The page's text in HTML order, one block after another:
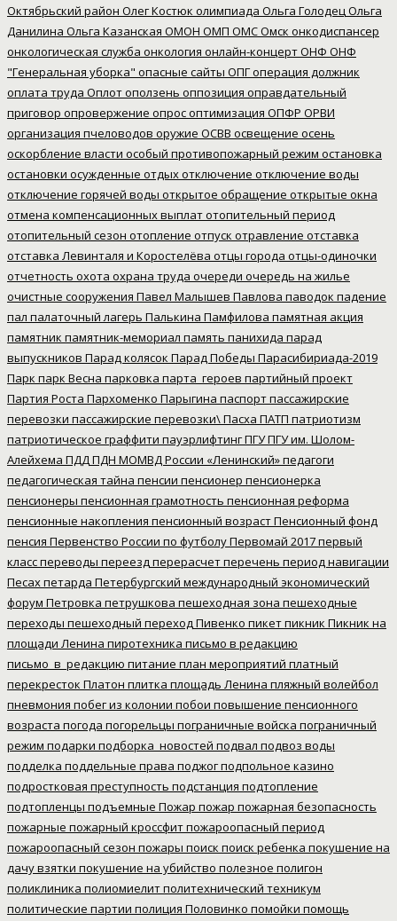
Октябрьский район Олег Костюк олимпиада Ольга ГолодецОльга
Данилина Ольга Казанская ОМОН ОМП ОМСОмск онкодиспансер
онкологическая служба онкология онлайн-концертОНФ ОНФ
"Генеральная уборка" опасные сайты ОПГоперация должник
оплата труда Оплотоползень оппозиция оправдательный
приговор опровержение опросоптимизация ОПФР ОРВИ
организация пчеловодов оружие ОСВВ освещение осень
оскорбление власти особый противопожарный режим остановка
остановки осужденные отдыхотключение отключение воды
отключение горячей воды открытое обращение открытые окна
отмена компенсационных выплатотопительный период
отопительный сезон отопление отпуск отравление отставка
отставка Левинталя и Коростелёва отцы города отцы-одиночки
отчетность охота охрана труда очереди очередь на жилье
очистные сооружения Павел Малышев Павлова паводок падение
пал палаточный лагерь Палькина Памфилова памятная акция
памятник памятник-мемориал память панихида парад
выпускников Парад колясок Парад Победы Парасибириада-2019
Парк парк Весна парковка парта_героев партийный проект
Партия Роста Пархоменко Парыгина паспортпассажирские
перевозки пассажирские перевозки\Пасха ПАТП патриотизм
патриотическое граффити пауэрлифтингПГУПГУ им. Шолом-
Алейхема ПДДПДН МОМВД России «Ленинский»педагоги
педагогическая тайна пенсии пенсионер пенсионерка
пенсионеры пенсионная грамотность пенсионная реформа
пенсионные накопления пенсионный возрастПенсионный фонд
пенсия Первенство России по футболуПервомай 2017первый
класспереводы переездперерасчетперечень период навигации
Песахпетарда Петербургский международный экономический
форум Петровка петрушкова пешеходная зона пешеходные
переходы пешеходный переходПивенко пикетпикник Пикник на
площади Ленина пиротехника письмо в редакцию
письмо_в_редакцию питание план мероприятий платный
перекресток Платон плитка площадь Ленина пляжный волейбол
пневмония побег из колонии побои повышение пенсионного
возраста погода погорельцы пограничные войска пограничный
режим подарки подборка_новостей подвал подвоз воды
подделка поддельные права поджогподпольное казино
подростковая преступность подстанция подтопление
подтопленцы подъемные Пожар пожар пожарная безопасность
пожарные пожарный кроссфитпожароопасный период
пожароопасный сезон пожары поиск поиск ребенка покушение на
дачу взятки покушение на убийство полезное полигон
поликлиника полиомиелитполитехнический техникум
политические партии полиция Половинко помойки помощь